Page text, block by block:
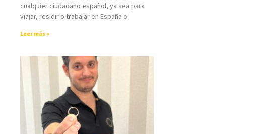
cualquier ciudadano español, ya sea para
viajar, residir o trabajar en España o
Leer más »